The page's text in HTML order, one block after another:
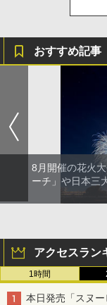
おすすめ記事
8月開催の花火
ーチ」や日本三
アクセスラン
1時間
本日発売「スヌ